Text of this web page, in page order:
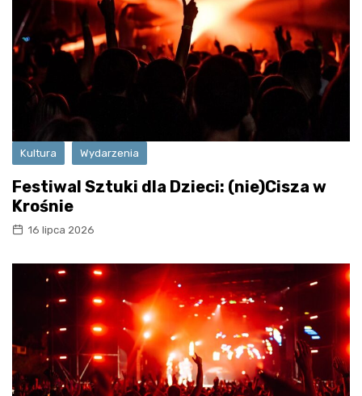
Kultura Wydarzenia
Festiwal Sztuki dla Dzieci: (nie)Cisza w
Krośnie
16 lipca 2026